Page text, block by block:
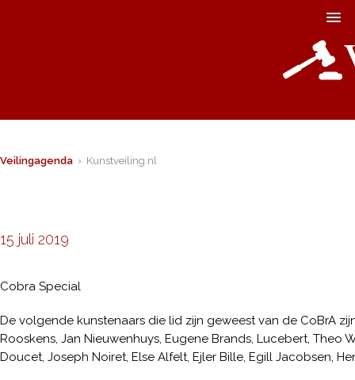
Veilingagenda › Kunstveiling.nl
15 juli 2019
Cobra Special
De volgende kunstenaars die lid zijn geweest van de CoBrA
Rooskens, Jan Nieuwenhuys, Eugene Brands, Lucebert, Theo
Doucet, Joseph Noiret, Else Alfelt, Ejler Bille, Egill Jacobsen,